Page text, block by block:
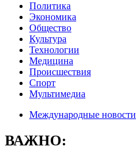
Политика
Экономика
Общество
Культура
Технологии
Медицина
Происшествия
Спорт
Мультимедиа
Международные новости
ВАЖНО: